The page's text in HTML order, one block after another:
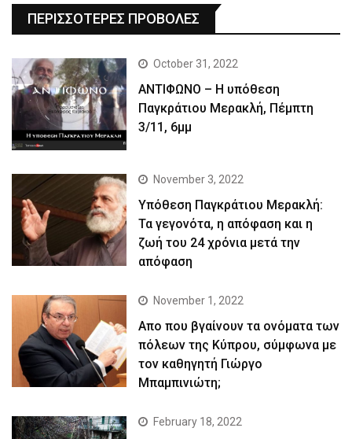
ΠΕΡΙΣΣΟΤΕΡΕΣ ΠΡΟΒΟΛΕΣ
October 31, 2022
ΑΝΤΙΦΩΝΟ – Η υπόθεση
Παγκράτιου Μερακλή, Πέμπτη
3/11, 6μμ
November 3, 2022
Yπόθεση Παγκράτιου Μερακλή:
Τα γεγονότα, η απόφαση και η
ζωή του 24 χρόνια μετά την
απόφαση
November 1, 2022
Απο που βγαίνουν τα ονόματα των
πόλεων της Κύπρου, σύμφωνα με
τον καθηγητή Γιώργο
Μπαμπινιώτη;
February 18, 2022